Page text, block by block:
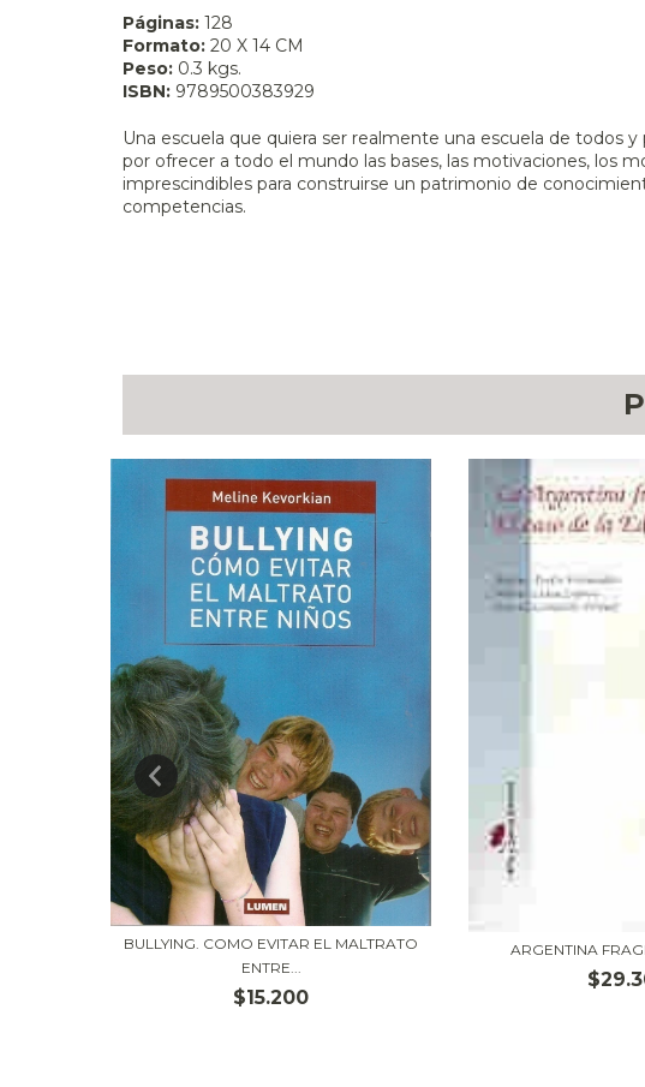
Páginas: 128
Formato: 20 X 14 CM
Peso: 0.3 kgs.
ISBN: 9789500383929
Una escuela que quiera ser realmente una escuela de todos
por ofrecer a todo el mundo las bases, las motivaciones, los
imprescindibles para construirse un patrimonio de
competencias.
BULLYING. COMO EVITAR EL MALTRATO
ENTRE...
$15.200
ARGENTINA